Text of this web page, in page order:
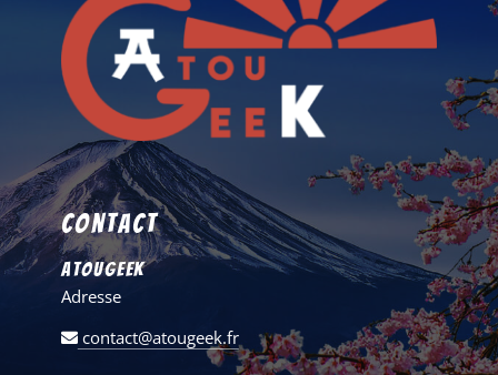
Contact
AtouGeek
Adresse
contact@atougeek.fr